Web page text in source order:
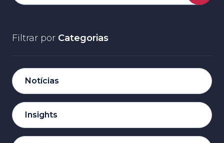
Filtrar por Categorias
Notícias
Insights